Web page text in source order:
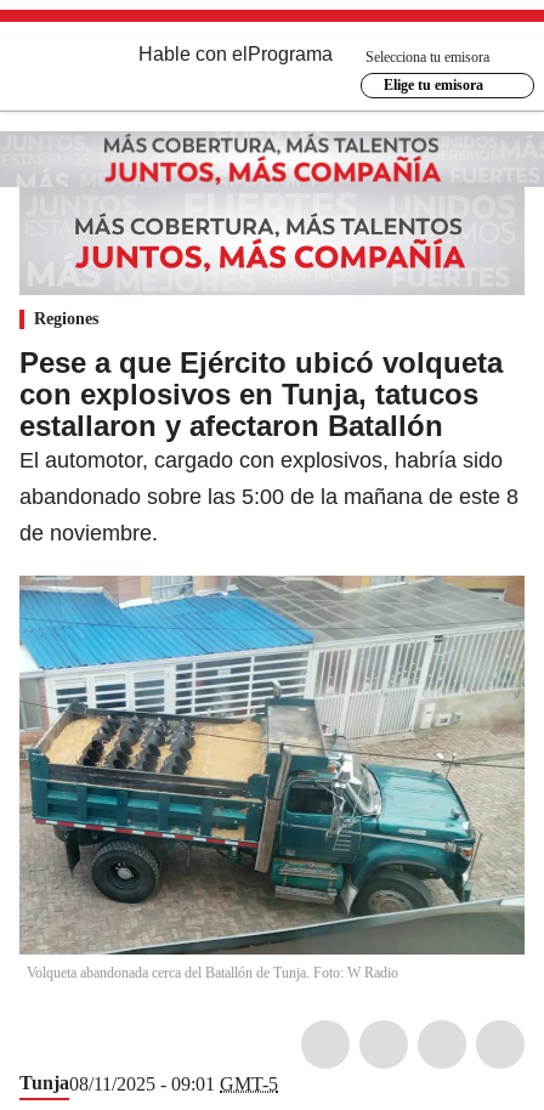
Hable con el Programa
Selecciona tu emisora
Elige tu emisora
Regiones
Pese a que Ejército ubicó volqueta
con explosivos en Tunja, tatucos
estallaron y afectaron Batallón
El automotor, cargado con explosivos, habría sido
abandonado sobre las 5:00 de la mañana de este 8
de noviembre.
Volqueta abandonada cerca del Batallón de Tunja. Foto: W Radio
Tunja08/11/2025 - 09:01 GMT-5